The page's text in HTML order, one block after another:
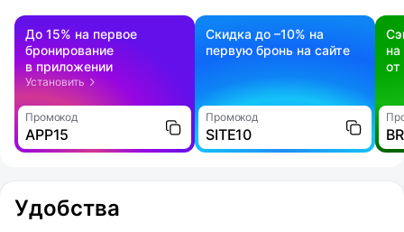
До 15% на первое
бронирование
в приложении
Установить
Промокод
APP15
Скидка до –10% на
первую бронь на сайте
Промокод
SITE10
на
Удобства